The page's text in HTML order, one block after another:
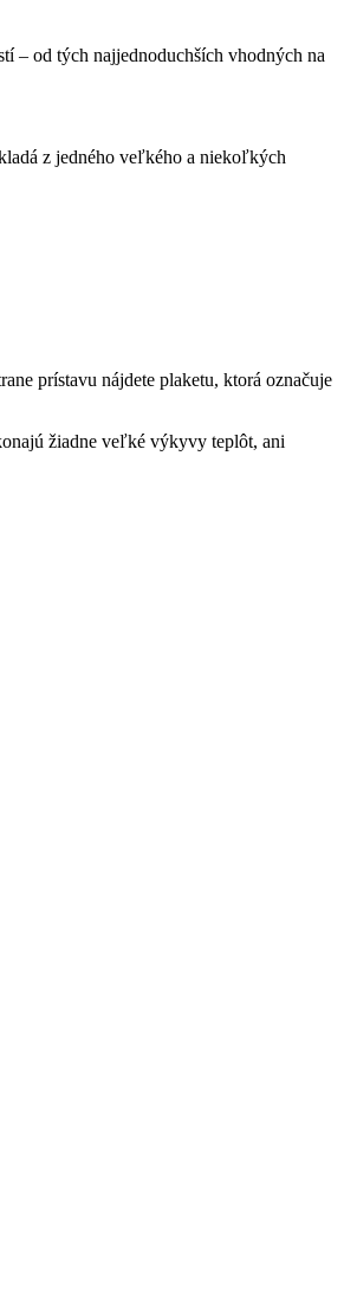
– od tých najjednoduchších vhodných na
z jedného veľkého a niekoľkých
prístavu nájdete plaketu, ktorá označuje
žiadne veľké výkyvy teplôt, ani